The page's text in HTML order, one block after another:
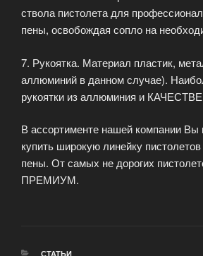
ствола пистолета для
пены, освобождая сопло на
7. Рукоятка. Материал пластик,
аллюминий в данном случае).
рукоятки из аллюминия и
В ассортименте нашей компании Вы
купить широкую линейку
пены. От самых не дорогих
ПРЕМИУМ.
РУБРИКИ
СТАТЬИ